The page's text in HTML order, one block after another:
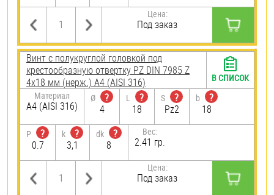
Цена:
Под заказ
Винт с полукруглой головкой под
крестообразную отвертку PZ DIN 7985 Z
4х18 мм (нерж.) A4 (AISI 316)
Материал
A4 (AISI 316)
Ø
?
4
L
?
18
S
?
Pz2
b
?
18
P
?
0.7
k
?
3,1
dk
?
8
Вес:
2.41 гр.
Цена:
Под заказ
В СПИСОК